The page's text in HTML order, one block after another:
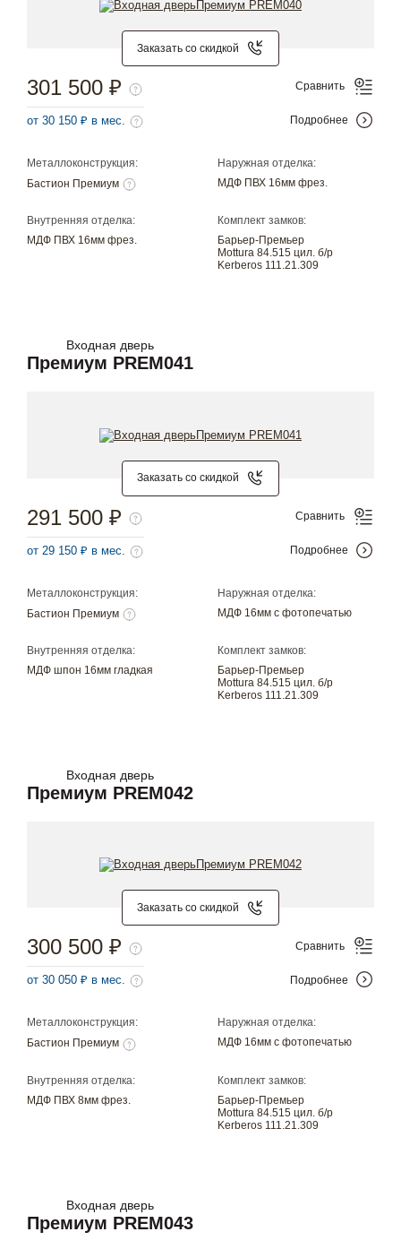
Заказать со скидкой
Металлоконструкция:
Бастион Премиум
Наружная отделка:
МДФ ПВХ 16мм фрез.
Внутренняя отделка:
МДФ ПВХ 16мм фрез.
Комплект замков:
Барьер-Премьер
Mottura 84.515 цил. б/р
Kerberos 111.21.309
301 500 ₽
от 30 150 ₽ в мес.
Сравнить
Подробнее
Входная дверь
Премиум PREM041
Заказать со скидкой
Металлоконструкция:
Бастион Премиум
Наружная отделка:
МДФ 16мм с фотопечатью
Внутренняя отделка:
МДФ шпон 16мм гладкая
Комплект замков:
Барьер-Премьер
Mottura 84.515 цил. б/р
Kerberos 111.21.309
291 500 ₽
от 29 150 ₽ в мес.
Сравнить
Подробнее
Входная дверь
Премиум PREM042
Заказать со скидкой
Металлоконструкция:
Бастион Премиум
Наружная отделка:
МДФ 16мм с фотопечатью
Внутренняя отделка:
МДФ ПВХ 8мм фрез.
Комплект замков:
Барьер-Премьер
Mottura 84.515 цил. б/р
Kerberos 111.21.309
300 500 ₽
от 30 050 ₽ в мес.
Сравнить
Подробнее
Входная дверь
Премиум PREM043